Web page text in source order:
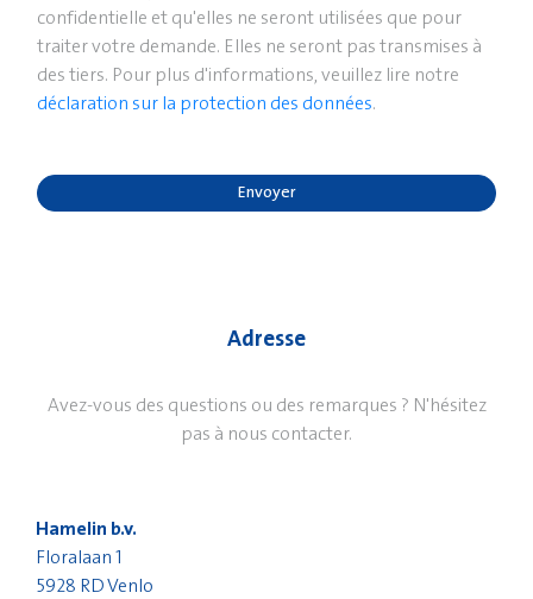
confidentielle et qu'elles ne seront utilisées que pour
traiter votre demande. Elles ne seront pas transmises à
des tiers. Pour plus d'informations, veuillez lire notre
déclaration sur la protection des données.
Envoyer
Adresse
Avez-vous des questions ou des remarques ? N'hésitez
pas à nous contacter.
Hamelin b.v.
Floralaan 1
5928 RD Venlo